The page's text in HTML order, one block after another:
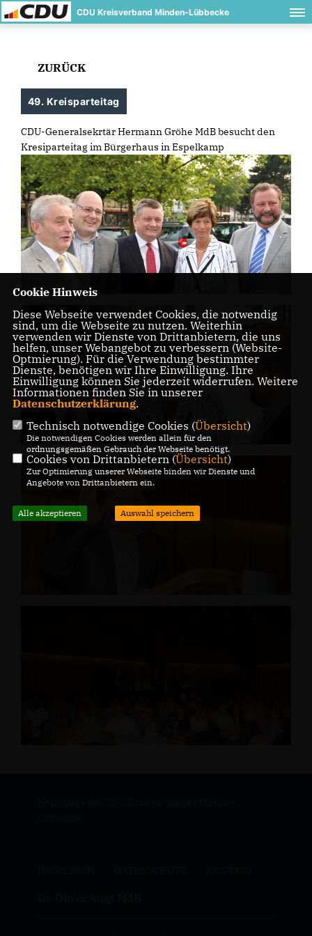
CDU Kreisverband Minden-Lübbecke
ZURÜCK
49. Kreisparteitag
CDU-Generalsekrtär Hermann Gröhe MdB besucht den
Kresiparteitag im Bürgerhaus in Espelkamp
Cookie Hinweis
Diese Webseite verwendet Cookies, die notwendig
sind, um die Webseite zu nutzen. Weiterhin
verwenden wir Dienste von Drittanbietern, die uns
helfen, unser Webangebot zu verbessern (Website-
Optmierung). Für die Verwendung bestimmter
Dienste, benötigen wir Ihre Einwilligung. Ihre
Einwilligung können Sie jederzeit widerrufen. Weitere
Informationen finden Sie in unserer
Datenschutzerklärung.
Technisch notwendige Cookies (Übersicht)
Die notwendigen Cookies werden allein für den
ordnungsgemäßen Gebrauch der Webseite benötigt.
Cookies von Drittanbietern (Übersicht)
Zur Optimierung unserer Webseite binden wir Dienste und
Angebote von Drittanbietern ein.
Alle akzeptieren Auswahl speichern